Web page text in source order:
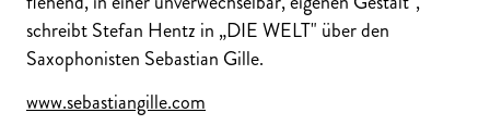
schreibt Stefan Hentz in „DIE WELT" über den
Saxophonisten Sebastian Gille.
www.sebastiangille.com